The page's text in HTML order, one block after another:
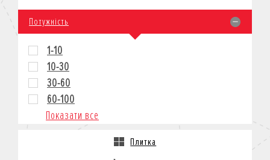
СТРАХУВАННЯ
КОРПОРАТИВНИМ КЛІЄНТАМ
Потужність
1-10
10-30
30-60
60-100
Показати все
Плитка